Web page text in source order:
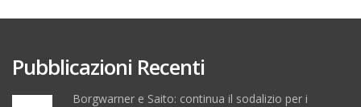
Pubblicazioni Recenti
Borgwarner e Saito: continua il sodalizio per i